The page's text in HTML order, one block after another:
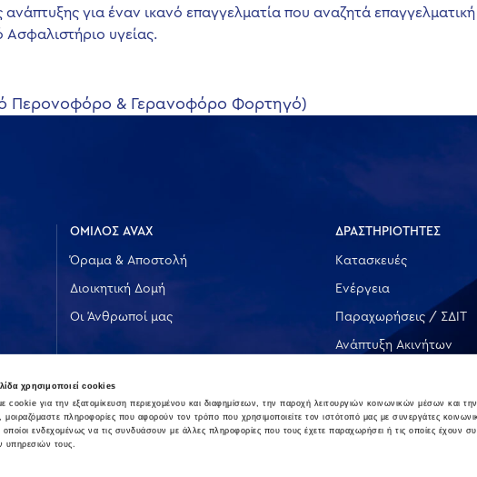
χρησιμοποιεί cookies
cookie για την εξατομίκευση περιεχομένου και διαφημίσεων, την παροχή λειτουργιών κοινωνικών μέσων και
μοιραζόμαστε πληροφορίες που αφορούν τον τρόπο που χρησιμοποιείτε τον ιστότοπό μας με συνεργάτες
ενδεχομένως να τις συνδυάσουν με άλλες πληροφορίες που τους έχετε παραχωρήσει ή τις οποίες έχουν
υπηρεσιών τους.
για έναν ικανό επαγγελματία που αναζητά
υγείας.
Περονοφόρο & Γερανοφόρο Φορτηγό)
ΟΜΙΛΟΣ AVAX
Όραμα & Αποστολή
Διοικητική Δομή
Οι Άνθρωποί μας
ΔΡΑΣΤΗΡΙΟΤΗΤΕΣ
Κατασκευές
Ενέργεια
Παραχωρήσεις / ΣΔΙΤ
Ανάπτυξη Ακινήτων